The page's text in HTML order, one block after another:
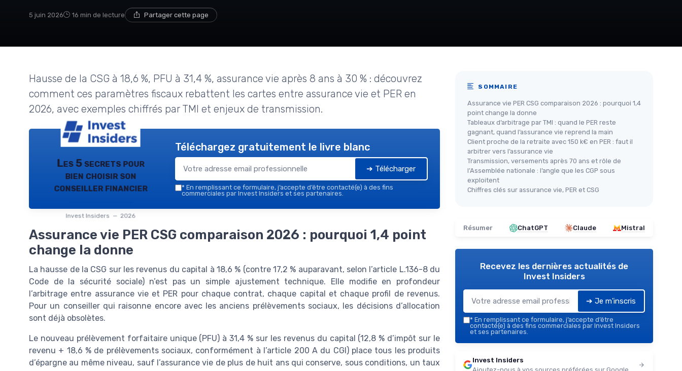
5 juin 2026 16 min de lecture Partager cette page
Hausse de la CSG à 18,6 %, PFU à 31,4 %, assurance vie après 8 ans à 30 % : découvrez
comment ces paramètres fiscaux rebattent les cartes entre assurance vie et PER en
2026, avec exemples chiffrés par TMI et enjeux de transmission.
Les 5 secrets pour
bien choisir son
conseiller financier
Invest Insiders — 2026
Téléchargez gratuitement le livre blanc
➔ Télécharger
* En remplissant ce formulaire, j’accepte d’être contacté(e) à des fins
commerciales par Invest Insiders et ses partenaires.
Assurance vie PER CSG comparaison 2026 : pourquoi 1,4 point
change la donne
La hausse de la CSG sur les revenus du capital à 18,6 % (contre 17,2 % auparavant, selon l’article L.136-8 du
Code de la sécurité sociale) n’est pas un simple ajustement technique. Elle modifie en profondeur
l’arbitrage entre assurance vie et PER pour chaque contrat, chaque capital et chaque profil de revenus.
Pour un conseiller qui raisonne encore avec les anciens prélèvements sociaux, les décisions d’allocation
sont déjà obsolètes.
Le nouveau prélèvement forfaitaire unique (PFU) à 31,4 % sur les revenus du capital (12,8 % d’impôt sur le
revenu + 18,6 % de prélèvements sociaux, conformément à l’article 200 A du CGI) place tous les produits
d’épargne au même niveau, sauf l’assurance vie de plus de huit ans qui conserve, sous conditions, un taux
SOMMAIRE
Assurance vie PER CSG comparaison 2026 : pourquoi 1,4
point change la donne
Tableaux d’arbitrage par TMI : quand le PER reste
gagnant, quand l’assurance vie reprend la main
Client proche de la retraite avec 150 k€ en PER : faut il
arbitrer vers l’assurance vie
Transmission, versements après 70 ans et rôle de
l’Assemblée nationale : l’angle que les CGP sous
exploitent
Chiffres clés sur assurance vie, PER et CSG
Résumer ChatGPT Claude Mistral
Recevez les dernières actualités de
Invest Insiders
➔ Je m'inscris
* En remplissant ce formulaire, j’accepte d’être
contacté(e) à des fins commerciales par Invest Insiders
et ses partenaires.
Invest Insiders